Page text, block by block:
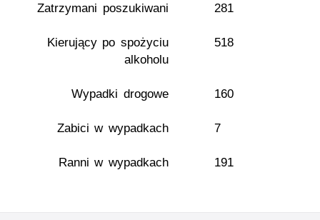
Zatrzymani poszukiwani 281
Kierujący po spożyciu
alkoholu
518
Wypadki drogowe 160
Zabici w wypadkach 7
Ranni w wypadkach 191